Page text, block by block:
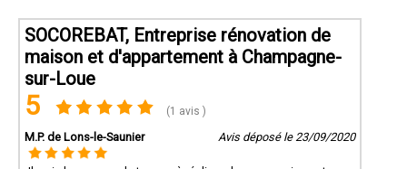
SOCOREBAT, Entreprise rénovation de
maison et d'appartement à Champagne-
sur-Loue
5 (1 avis )
M.P. de Lons-le-Saunier Avis déposé le 23/09/2020